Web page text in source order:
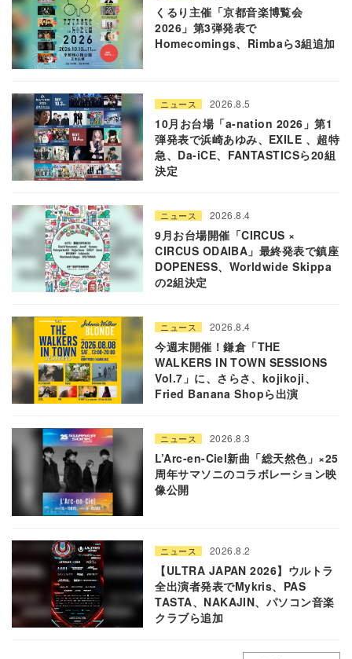
くるり主催「京都音楽博覧会
2026」第3弾発表で
Homecomings、Rimbaら3組追加
ニュース 2026.8.5
10月お台場「a-nation 2026」第1
弾発表で浜崎あゆみ、EXILE 、超特
急、Da-iCE、FANTASTICSら20組
決定
ニュース 2026.8.4
9月お台場開催「CIRCUS ×
CIRCUS ODAIBA」最終発表で鎮座
DOPENESS、Worldwide Skippa
の2組決定
ニュース 2026.8.4
今週末開催！鎌倉「THE
WALKERS IN TOWN SESSIONS
Vol.7」に、さらさ、kojikoji、
Fried Banana Shopら出演
ニュース 2026.8.3
L’Arc-en-Ciel新曲「総天然色」×25
周年サマソニのコラボレーション映
像公開
ニュース 2026.8.2
【ULTRA JAPAN 2026】ウルトラ
全出演者発表でMykris、PAS
TASTA、NAKAJIN、パソコン音楽
クラブら追加